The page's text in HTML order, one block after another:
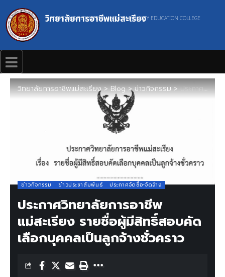
วิทยาลัยการอาชีพแม่สะเรียง
MAESARIANG INDUSTRIAL AND COMMUNITY EDUCATION COLLEGE
วิทยาลัยการอาชีพแม่สะเรียง>Blog>ข่าวกิจกรรม>ประกาศวิทยาลัยการอาชีพแม่สะเรียง รายชื่อผู้มีสิทธิ์สอบคัดเลือกบุคคลเป็นลูกจ้างชั่วคราว
ข่าวกิจกรรม ข่าวประชาสัมพันธ์ ประกาศจัดซื้อ-จัดจ้าง
ประกาศวิทยาลัยการอาชีพ
แม่สะเรียง รายชื่อผู้มีสิทธิ์สอบคัด
เลือกบุคคลเป็นลูกจ้างชั่วคราว